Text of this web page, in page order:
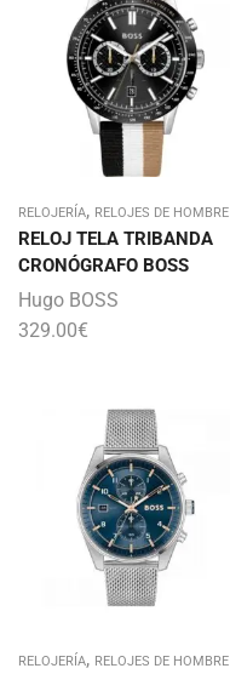
RELOJERÍA, RELOJES DE HOMBRE
RELOJ TELA TRIBANDA
CRONÓGRAFO BOSS
Hugo BOSS
329.00€
RELOJERÍA, RELOJES DE HOMBRE